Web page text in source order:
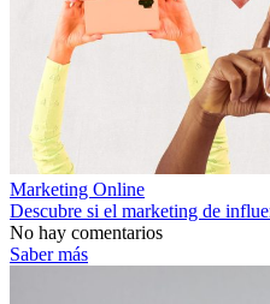
Marketing Online
Descubre si el marketing de
No hay comentarios
Saber más